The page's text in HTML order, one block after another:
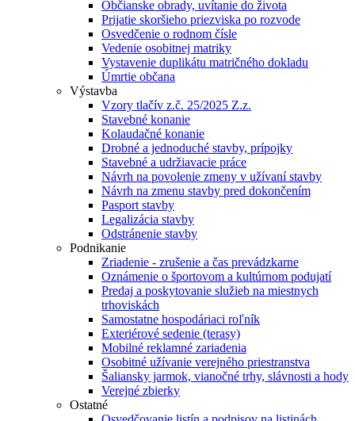
Občianske obrady, uvítanie do života
Prijatie skoršieho priezviska po rozvode
Osvedčenie o rodnom čísle
Vedenie osobitnej matriky
Vystavenie duplikátu matričného dokladu
Úmrtie občana
Výstavba
Vzory tlačív z.č. 25/2025 Z.z.
Stavebné konanie
Kolaudačné konanie
Drobné a jednoduché stavby, prípojky
Stavebné a udržiavacie práce
Návrh na povolenie zmeny v užívaní stavby
Návrh na zmenu stavby pred dokončením
Pasport stavby
Legalizácia stavby
Odstránenie stavby
Podnikanie
Zriadenie - zrušenie a čas prevádzkarne
Oznámenie o športovom a kultúrnom podujatí
Predaj a poskytovanie služieb na miestnych
trhoviskách
Samostatne hospodáriaci roľník
Exteriérové sedenie (terasy)
Mobilné reklamné zariadenia
Osobitné užívanie verejného priestranstva
Šaliansky jarmok, vianočné trhy, slávnosti a hody
Verejné zbierky
Ostatné